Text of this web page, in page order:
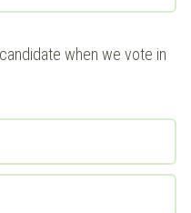
when we vote in